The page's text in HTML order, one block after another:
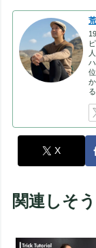
る
X
関連しそ